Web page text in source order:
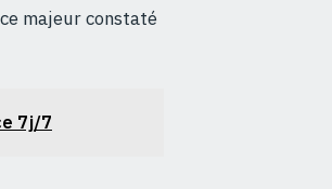
majeur constaté
7j/7